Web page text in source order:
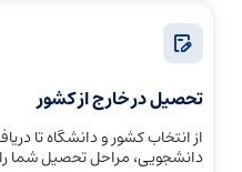
تحصیل در خارج از کشور
از انتخاب کشور و دانشگاه تا
دانشجویی، مراحل تحصیل شما